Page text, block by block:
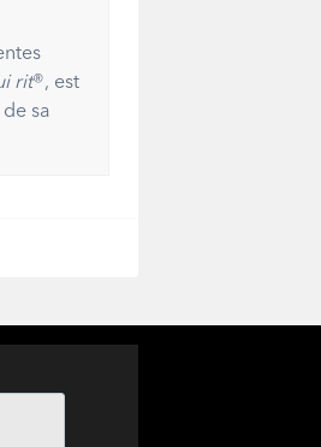
rit®, est
sa